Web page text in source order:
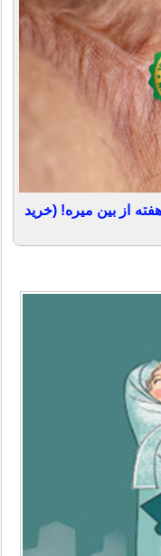
جای هر زخم و بخیه با این روش در 3 هفته از بین میره! (خرید